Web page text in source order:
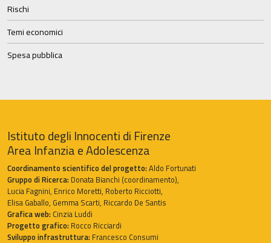
Rischi
Temi economici
Spesa pubblica
Istituto degli Innocenti di Firenze
Area Infanzia e Adolescenza
Coordinamento scientifico del progetto:Aldo Fortunati
Gruppo di Ricerca: Donata Bianchi (coordinamento),
Lucia Fagnini, Enrico Moretti, Roberto Ricciotti,
Elisa Gaballo, Gemma Scarti, Riccardo De Santis
Grafica web: Cinzia Luddi
Progetto grafico: Rocco Ricciardi
Sviluppo infrastruttura: Francesco Consumi